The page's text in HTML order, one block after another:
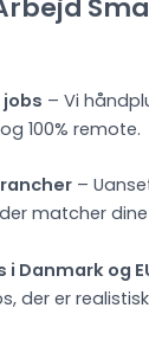
– Vi
100% remote.
–
matcher
Danmark og
der er